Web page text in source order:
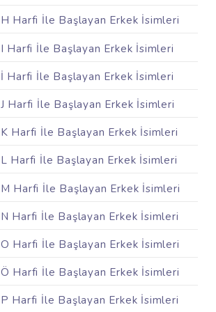
H Harfi İle Başlayan Erkek İsimleri
I Harfi İle Başlayan Erkek İsimleri
İ Harfi İle Başlayan Erkek İsimleri
J Harfi İle Başlayan Erkek İsimleri
K Harfi İle Başlayan Erkek İsimleri
L Harfi İle Başlayan Erkek İsimleri
M Harfi İle Başlayan Erkek İsimleri
N Harfi İle Başlayan Erkek İsimleri
O Harfi İle Başlayan Erkek İsimleri
Ö Harfi İle Başlayan Erkek İsimleri
P Harfi İle Başlayan Erkek İsimleri